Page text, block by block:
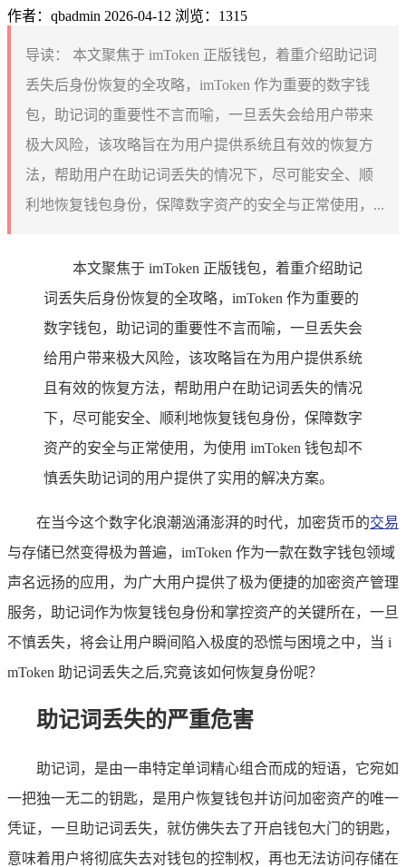
作者：qbadmin 2026-04-12 浏览：1315
导读：
本文聚焦于 imToken 正版钱包，着重介绍助记词
丢失后身份恢复的全攻略，imToken 作为重要的数字钱
包，助记词的重要性不言而喻，一旦丢失会给用户带来
极大风险，该攻略旨在为用户提供系统且有效的恢复方
法，帮助用户在助记词丢失的情况下，尽可能安全、顺
利地恢复钱包身份，保障数字资产的安全与正常使用，...
本文聚焦于 imToken 正版钱包，着重介绍助记
词丢失后身份恢复的全攻略，imToken 作为重要的
数字钱包，助记词的重要性不言而喻，一旦丢失会
给用户带来极大风险，该攻略旨在为用户提供系统
且有效的恢复方法，帮助用户在助记词丢失的情况
下，尽可能安全、顺利地恢复钱包身份，保障数字
资产的安全与正常使用，为使用 imToken 钱包却不
慎丢失助记词的用户提供了实用的解决方案。
在当今这个数字化浪潮汹涌澎湃的时代，加密货币的交易
与存储已然变得极为普遍，imToken 作为一款在数字钱包领域
声名远扬的应用，为广大用户提供了极为便捷的加密资产管理
服务，助记词作为恢复钱包身份和掌控资产的关键所在，一旦
不慎丢失，将会让用户瞬间陷入极度的恐慌与困境之中，当 i
mToken 助记词丢失之后,究竟该如何恢复身份呢？
助记词丢失的严重危害
助记词，是由一串特定单词精心组合而成的短语，它宛如
一把独一无二的钥匙，是用户恢复钱包并访问加密资产的唯一
凭证，一旦助记词丢失，就仿佛失去了开启钱包大门的钥匙，
意味着用户将彻底失去对钱包的控制权，再也无法访问存储在